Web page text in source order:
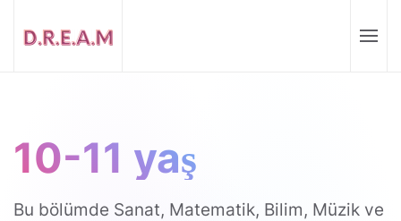
10-11 yaş
Bu bölümde Sanat, Matematik, Bilim, Müzik ve